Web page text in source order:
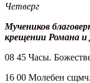
Четверг
Мучеников
крещении Романа и
08 45 Часы.
16 00 Молебен